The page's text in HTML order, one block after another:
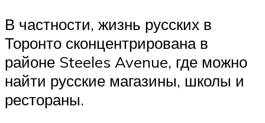
В частности, жизнь русских в
Торонто сконцентрирована в
районе Steeles Avenue, где можно
найти русские магазины, школы и
рестораны.